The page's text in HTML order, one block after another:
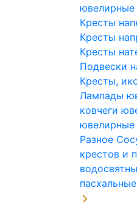
ювелирные
Кресты
Кресты
Кресты
Подвески
Кресты,
Лампады
ковчеги
ювелирные
Разное
крестов и